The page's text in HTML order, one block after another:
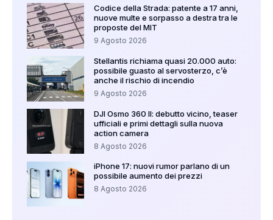
Codice della Strada: patente a 17 anni,
nuove multe e sorpasso a destra tra le
proposte del MIT
9 Agosto 2026
Stellantis richiama quasi 20.000 auto:
possibile guasto al servosterzo, c’è
anche il rischio di incendio
9 Agosto 2026
DJI Osmo 360 II: debutto vicino, teaser
ufficiali e primi dettagli sulla nuova
action camera
8 Agosto 2026
iPhone 17: nuovi rumor parlano di un
possibile aumento dei prezzi
8 Agosto 2026